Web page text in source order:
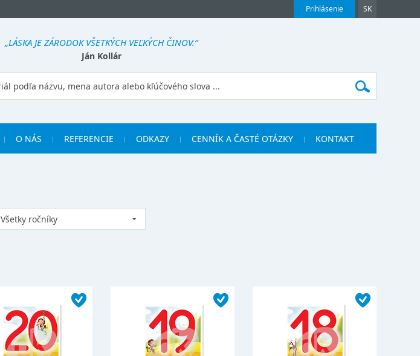
Prihlásenie SK
„LÁSKA JE ZÁRODOK VŠETKÝCH VEĽKÝCH ČINOV.“
Ján Kollár
O NÁS REFERENCIE ODKAZY CENNÍK A ČASTÉ OTÁZKY KONTAKT
Všetky ročníky